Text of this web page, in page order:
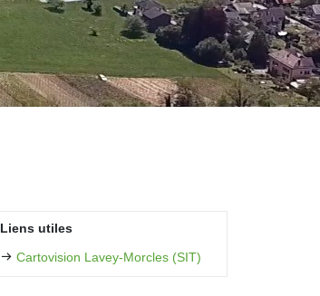
Liens utiles
Cartovision Lavey-Morcles (SIT)